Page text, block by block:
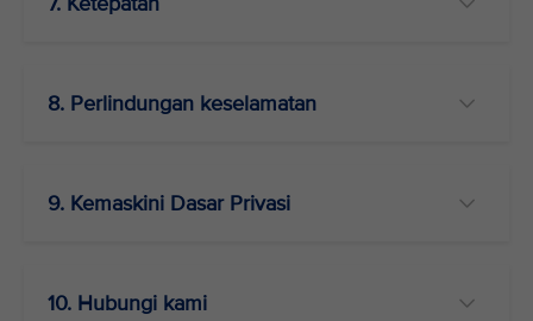
8. Perlindungan keselamatan
9. Kemaskini Dasar Privasi
10. Hubungi kami